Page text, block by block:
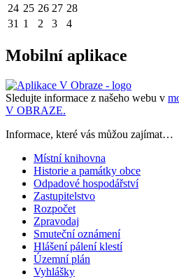
24 25 26 27 28
31 1 2 3 4
Mobilní aplikace
Sledujte informace z našeho webu v
V OBRAZE.
Informace, které vás můžou zajímat…
Místní knihovna
Historie a památky obce
Odpadové hospodářství
Zastupitelstvo
Rozpočet
Zpravodaj
Smuteční oznámení
Hlášení pálení klestí
Územní plán
Vyhlášky